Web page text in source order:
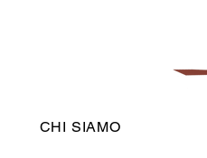
CHI SIAMO